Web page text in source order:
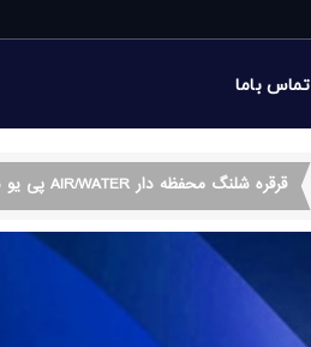
تماس باما
قرقره شلنگ محفظه دار AIR/WATER پی یو سی ...